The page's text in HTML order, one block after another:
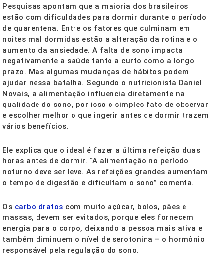
Pesquisas apontam que a maioria dos brasileiros
estão com dificuldades para dormir durante o período
de quarentena. Entre os fatores que culminam em
noites mal dormidas estão a alteração da rotina e o
aumento da ansiedade. A falta de sono impacta
negativamente a saúde tanto a curto como a longo
prazo. Mas algumas mudanças de hábitos podem
ajudar nessa batalha. Segundo o nutricionista Daniel
Novais, a alimentação influencia diretamente na
qualidade do sono, por isso o simples fato de observar
e escolher melhor o que ingerir antes de dormir trazem
vários benefícios.
Ele explica que o ideal é fazer a última refeição duas
horas antes de dormir. “A alimentação no período
noturno deve ser leve. As refeições grandes aumentam
o tempo de digestão e dificultam o sono” comenta.
Os carboidratos com muito açúcar, bolos, pães e
massas, devem ser evitados, porque eles fornecem
energia para o corpo, deixando a pessoa mais ativa e
também diminuem o nível de serotonina – o hormônio
responsável pela regulação do sono.